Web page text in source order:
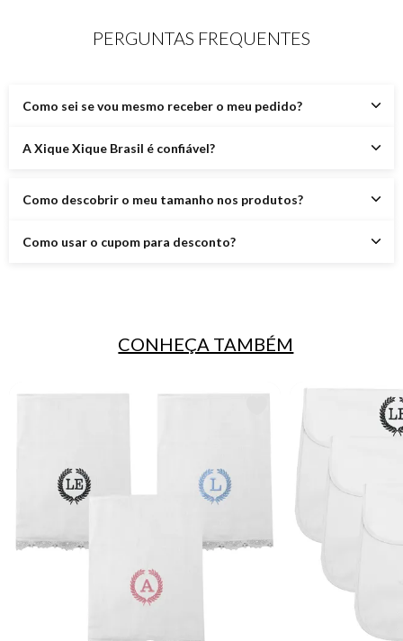
PERGUNTAS FREQUENTES
Como sei se vou mesmo receber o meu pedido?
A Xique Xique Brasil é confiável?
Como descobrir o meu tamanho nos produtos?
Como usar o cupom para desconto?
CONHEÇA TAMBÉM